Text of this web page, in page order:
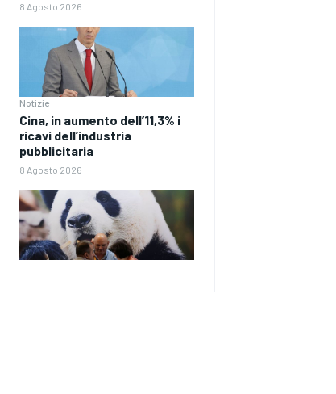
8 Agosto 2026
Notizie
Cina, in aumento dell’11,3% i
ricavi dell’industria
pubblicitaria
8 Agosto 2026